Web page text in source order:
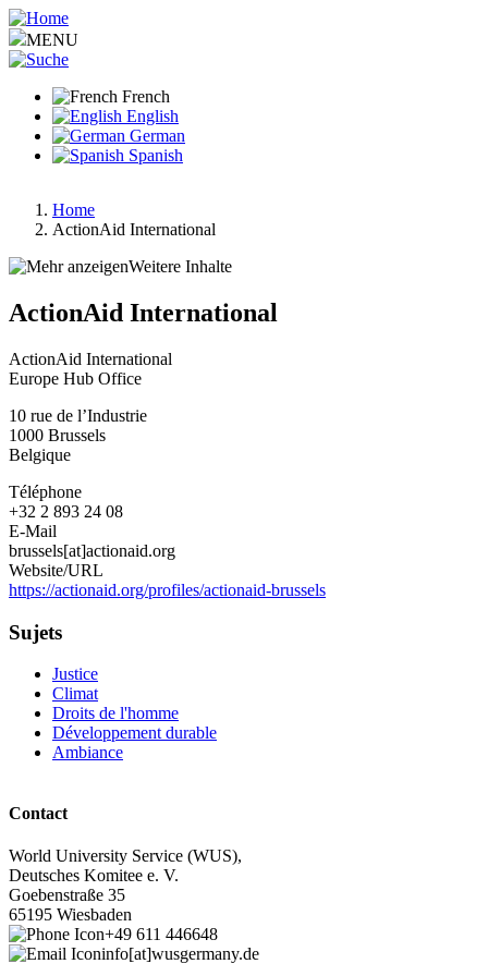
Aller
au
contenu
MENU
French
English
German
Spanish
Fil
d'Ariane
Home
ActionAid International
Weitere Inhalte
ActionAid International
ActionAid International
Europe Hub Office
10 rue de l’Industrie
1000 Brussels
Belgique
Téléphone
+32 2 893 24 08
E-Mail
brussels[at]actionaid.org
Website/URL
https://actionaid.org/profiles/actionaid-brussels
Sujets
Justice
Climat
Droits de l'homme
Développement durable
Ambiance
Contact
World University Service (WUS),
Deutsches Komitee e. V.
Goebenstraße 35
65195 Wiesbaden
+49 611 446648
info[at]wusgermany.de